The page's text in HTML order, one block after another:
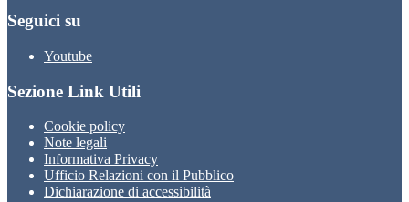
Seguici su
Youtube
Sezione Link Utili
Cookie policy
Note legali
Informativa Privacy
Ufficio Relazioni con il Pubblico
Dichiarazione di accessibilità